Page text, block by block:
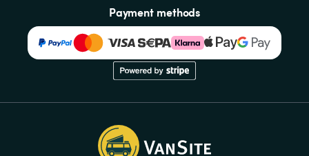
Payment methods